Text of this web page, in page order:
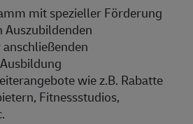
mit spezieller Förderung
Auszubildenden
wie z.B. Rabatte
Fitnessstudios,